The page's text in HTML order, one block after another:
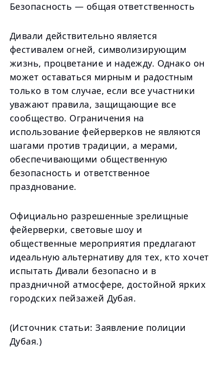
Безопасность — общая ответственность
Дивали действительно является
фестивалем огней, символизирующим
жизнь, процветание и надежду. Однако он
может оставаться мирным и радостным
только в том случае, если все участники
уважают правила, защищающие все
сообщество. Ограничения на
использование фейерверков не являются
шагами против традиции, а мерами,
обеспечивающими общественную
безопасность и ответственное
празднование.
Официально разрешенные зрелищные
фейерверки, световые шоу и
общественные мероприятия предлагают
идеальную альтернативу для тех, кто хочет
испытать Дивали безопасно и в
праздничной атмосфере, достойной ярких
городских пейзажей Дубая.
(Источник статьи: Заявление полиции
Дубая.)